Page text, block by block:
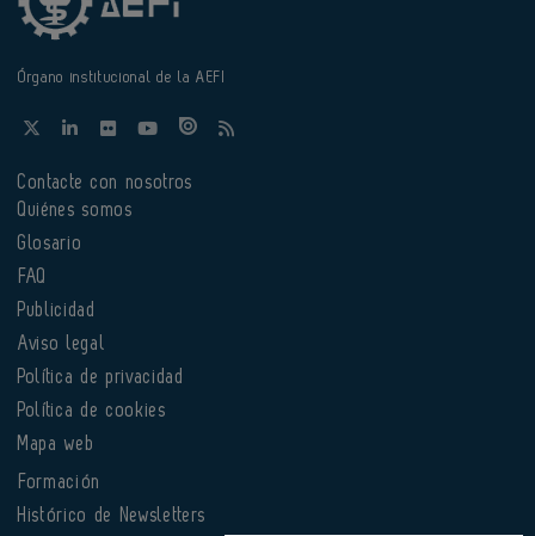
Órgano institucional de la AEFI
Contacte con nosotros
Quiénes somos
Glosario
FAQ
Publicidad
Aviso legal
Política de privacidad
Política de cookies
Mapa web
Formación
Histórico de Newsletters